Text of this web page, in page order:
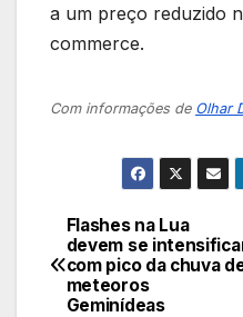
a um preço reduzido
commerce.
Com informações de Olhar
Navegação
de
Flashes na Lua
devem se
com pico da chuva
meteoros
Geminídeas